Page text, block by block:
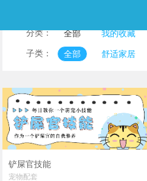
分类： 全部
我的收藏
淘宝主图
印刷海
子类： 全部
舒适家居
铲屎官技能
宠物配套